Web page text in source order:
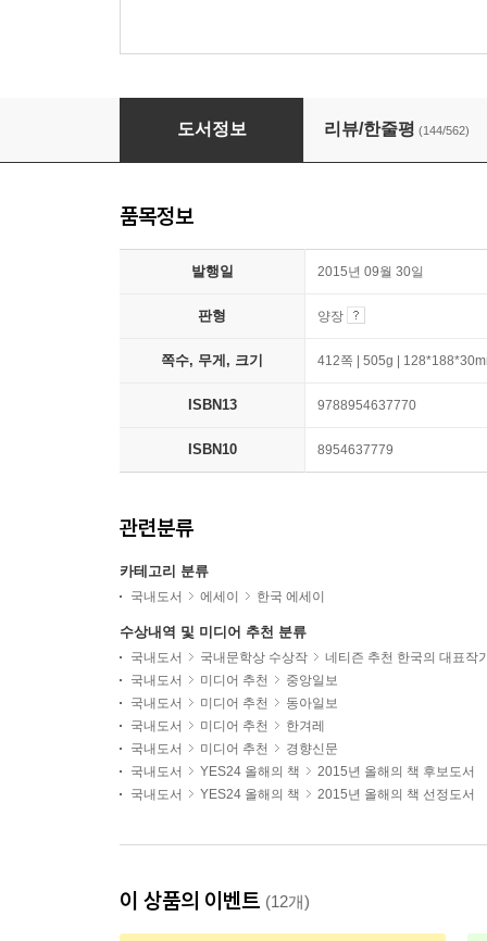
라면을 끓이며
도서정보 리뷰/한줄평 (144/562)
품목정보
발행일 2015년 09월 30일
판형 양장
쪽수, 무게, 크기 412쪽 | 505g |
ISBN13 9788954637770
ISBN10 8954637779
관련분류
카테고리 분류
국내도서 에세이 한국 에세이
수상내역 및 미디어 추천 분류
국내도서 국내문학상 수상작
네티즌 추천 한국의 대표작
국내도서
미디어 추천
중앙일보
국내도서
미디어 추천
동아일보
국내도서
미디어 추천
한겨레
국내도서
미디어 추천
경향신문
국내도서
YES24 올해의 책
2015년 올해의 책 후보도서
국내도서
YES24 올해의 책 2015년 올해의 책 선정도서
이 상품의 이벤트 (12개)